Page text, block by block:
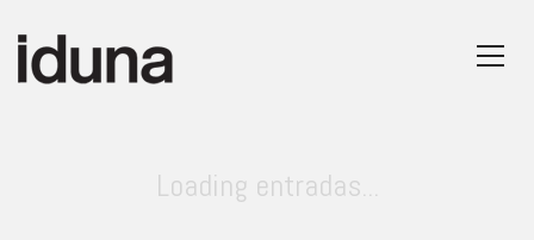
Loading entradas...